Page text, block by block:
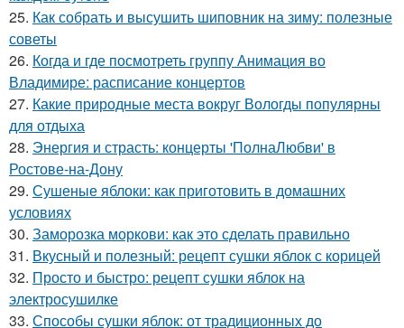
25. Как собрать и высушить шиповник на зиму: полезные
советы
26. Когда и где посмотреть группу Анимация во
Владимире: расписание концертов
27. Какие природные места вокруг Вологды популярны
для отдыха
28. Энергия и страсть: концерты 'ПолнаЛюбви' в
Ростове-на-Дону
29. Сушеные яблоки: как приготовить в домашних
условиях
30. Заморозка моркови: как это сделать правильно
31. Вкусный и полезный: рецепт сушки яблок с корицей
32. Просто и быстро: рецепт сушки яблок на
электросушилке
33. Способы сушки яблок: от традиционных до